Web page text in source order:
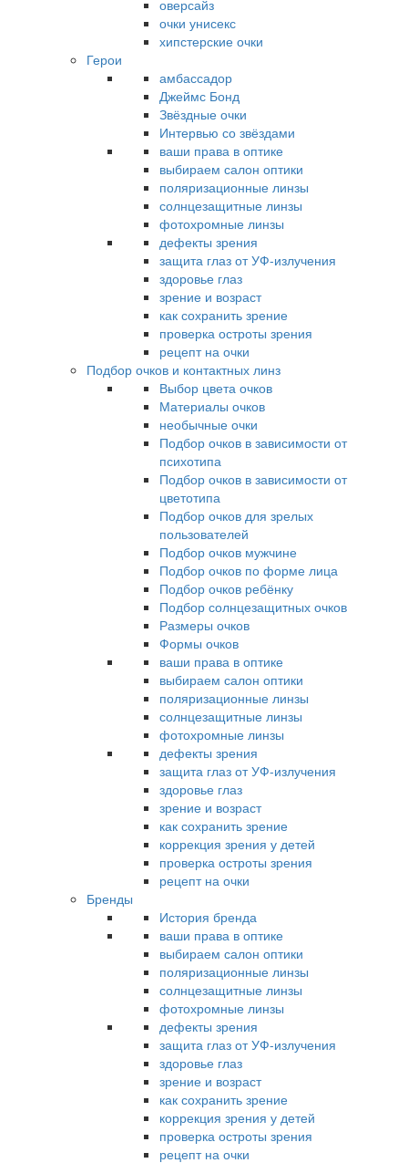
оверсайз
очки унисекс
хипстерские очки
Герои
амбассадор
Джеймс Бонд
Звёздные очки
Интервью со звёздами
ваши права в оптике
выбираем салон оптики
поляризационные линзы
солнцезащитные линзы
фотохромные линзы
дефекты зрения
защита глаз от УФ-излучения
здоровье глаз
зрение и возраст
как сохранить зрение
проверка остроты зрения
рецепт на очки
Подбор очков и контактных линз
Выбор цвета очков
Материалы очков
необычные очки
Подбор очков в зависимости от
психотипа
Подбор очков в зависимости от
цветотипа
Подбор очков для зрелых
пользователей
Подбор очков мужчине
Подбор очков по форме лица
Подбор очков ребёнку
Подбор солнцезащитных очков
Размеры очков
Формы очков
ваши права в оптике
выбираем салон оптики
поляризационные линзы
солнцезащитные линзы
фотохромные линзы
дефекты зрения
защита глаз от УФ-излучения
здоровье глаз
зрение и возраст
как сохранить зрение
коррекция зрения у детей
проверка остроты зрения
рецепт на очки
Бренды
История бренда
ваши права в оптике
выбираем салон оптики
поляризационные линзы
солнцезащитные линзы
фотохромные линзы
дефекты зрения
защита глаз от УФ-излучения
здоровье глаз
зрение и возраст
как сохранить зрение
коррекция зрения у детей
проверка остроты зрения
рецепт на очки